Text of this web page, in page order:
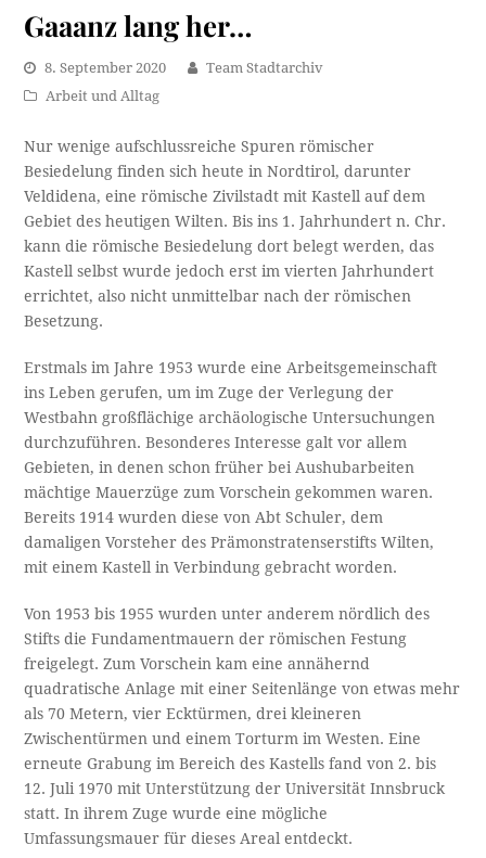
Gaaanz lang her…
8. September 2020
Team Stadtarchiv
Arbeit und Alltag
Nur wenige aufschlussreiche Spuren römischer
Besiedelung finden sich heute in Nordtirol, darunter
Veldidena, eine römische Zivilstadt mit Kastell auf dem
Gebiet des heutigen Wilten. Bis ins 1. Jahrhundert n. Chr.
kann die römische Besiedelung dort belegt werden, das
Kastell selbst wurde jedoch erst im vierten Jahrhundert
errichtet, also nicht unmittelbar nach der römischen
Besetzung.
Erstmals im Jahre 1953 wurde eine Arbeitsgemeinschaft
ins Leben gerufen, um im Zuge der Verlegung der
Westbahn großflächige archäologische Untersuchungen
durchzuführen. Besonderes Interesse galt vor allem
Gebieten, in denen schon früher bei Aushubarbeiten
mächtige Mauerzüge zum Vorschein gekommen waren.
Bereits 1914 wurden diese von Abt Schuler, dem
damaligen Vorsteher des Prämonstratenserstifts Wilten,
mit einem Kastell in Verbindung gebracht worden.
Von 1953 bis 1955 wurden unter anderem nördlich des
Stifts die Fundamentmauern der römischen Festung
freigelegt. Zum Vorschein kam eine annähernd
quadratische Anlage mit einer Seitenlänge von etwas mehr
als 70 Metern, vier Ecktürmen, drei kleineren
Zwischentürmen und einem Torturm im Westen. Eine
erneute Grabung im Bereich des Kastells fand von 2. bis
12. Juli 1970 mit Unterstützung der Universität Innsbruck
statt. In ihrem Zuge wurde eine mögliche
Umfassungsmauer für dieses Areal entdeckt.